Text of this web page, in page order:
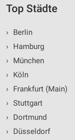
Top Städte
›
Berlin
›
Hamburg
›
München
›
Köln
›
Frankfurt (Main)
› Stuttgart
›
Dortmund
›
Düsseldorf